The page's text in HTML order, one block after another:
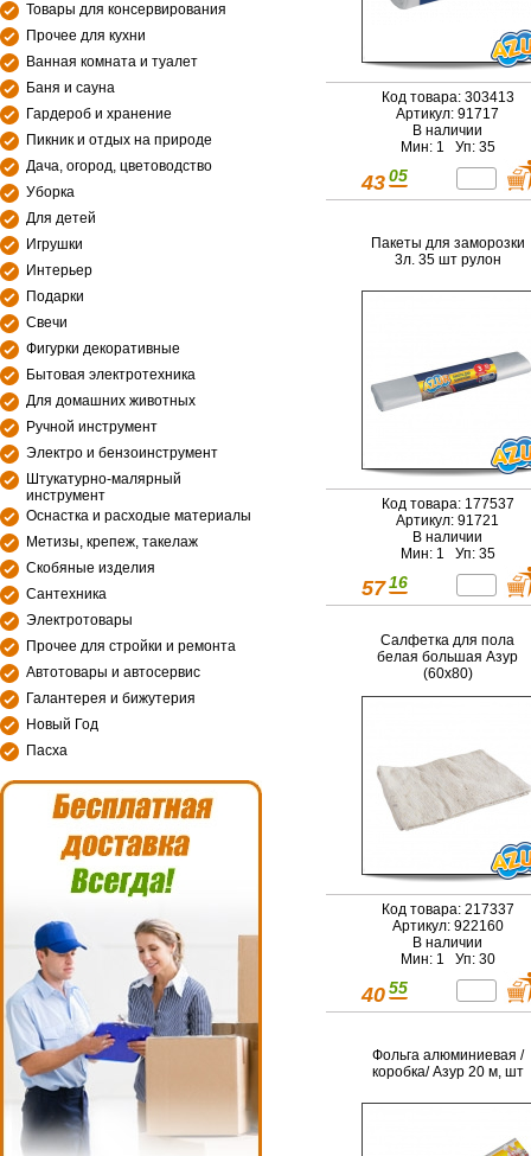
Товары для консервирования
Прочее для кухни
Ванная комната и туалет
Баня и сауна
Гардероб и хранение
Пикник и отдых на природе
Дача, огород, цветоводство
Уборка
Для детей
Игрушки
Интерьер
Подарки
Свечи
Фигурки декоративные
Бытовая электротехника
Для домашних животных
Ручной инструмент
Электро и бензоинструмент
Штукатурно-малярный
инструмент
Оснастка и расходые материалы
Метизы, крепеж, такелаж
Скобяные изделия
Сантехника
Электротовары
Прочее для стройки и ремонта
Автотовары и автосервис
Галантерея и бижутерия
Новый Год
Пасха
Код товара: 303413
Артикул: 91717
В наличии
Мин: 1 Уп: 35
43 05
Пакеты для заморозки
3л. 35 шт рулон
Код товара: 177537
Артикул: 91721
В наличии
Мин: 1 Уп: 35
57 16
Салфетка для пола
белая большая Азур
(60x80)
Код товара: 217337
Артикул: 922160
В наличии
Мин: 1 Уп: 30
40 55
Фольга алюминиевая /
коробка/ Азур 20 м, шт